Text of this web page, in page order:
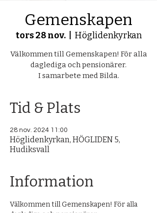
Gemenskapen
tors 28 nov.
  |
Höglidenkyrkan
Välkommen till Gemenskapen! För alla
daglediga och pensionärer.
I samarbete med Bilda.
Tid & Plats
28 nov. 2024 11:00
Höglidenkyrkan, HÖGLIDEN 5,
Hudiksvall
Information
Välkommen till Gemenskapen! För alla